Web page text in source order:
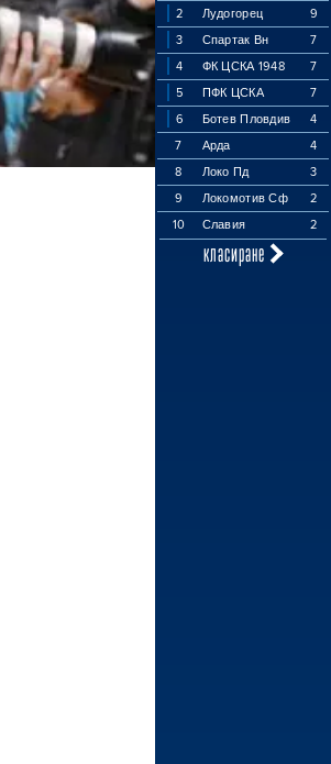
2 Лудогорец
9
3
Спартак Вн
7
4
ФК ЦСКА 1948
7
5
ПФК ЦСКА
7
6
Ботев Пловдив
4
7
Арда
4
8
Локо Пд
3
9
Локомотив Сф
2
10
Славия 2
класиране